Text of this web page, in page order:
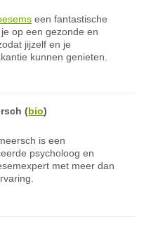
een fantastische
op een gezonde en
jijzelf en je
kunnen genieten.
(bio)
is een
psycholoog en
met meer dan